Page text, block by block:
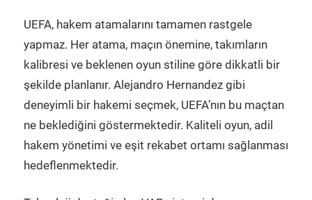
UEFA, hakem atamalarını tamamen rastgele
yapmaz. Her atama, maçın önemine, takımların
kalibresi ve beklenen oyun stiline göre dikkatli bir
şekilde planlanır. Alejandro Hernandez gibi
deneyimli bir hakemi seçmek, UEFA’nın bu maçtan
ne beklediğini göstermektedir. Kaliteli oyun, adil
hakem yönetimi ve eşit rekabet ortamı sağlanması
hedeflenmektedir.